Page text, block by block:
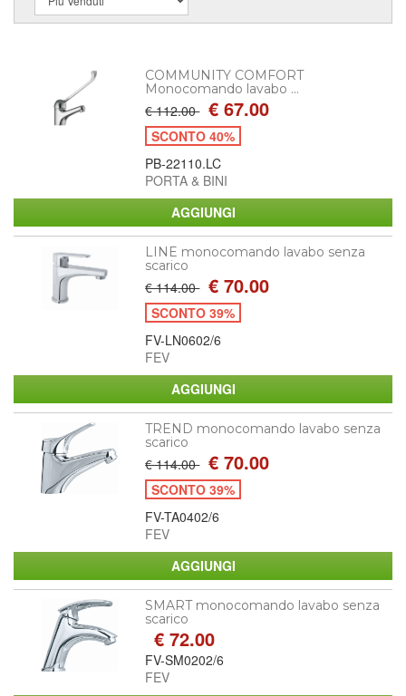
COMMUNITY COMFORT
Monocomando lavabo ...
€ 112.00 € 67.00
SCONTO 40%
PB-22110.LC
PORTA & BINI
LINE monocomando lavabo senza
scarico
€ 114.00 € 70.00
SCONTO 39%
FV-LN0602/6
FEV
TREND monocomando lavabo senza
scarico
€ 114.00 € 70.00
SCONTO 39%
FV-TA0402/6
FEV
SMART monocomando lavabo senza
scarico
€ 72.00
FV-SM0202/6
FEV